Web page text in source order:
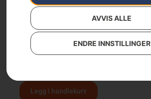
AVVIS ALLE
ENDRE INNSTILLINGER
Husqvarna Automower®
430X NERA med trådløs
teknologi
Legg i handlekurv